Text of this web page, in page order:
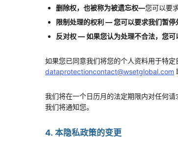
删除权，也被称为被遗忘权—您可以要
限制处理的权利—您可以要求我们暂停
反对权—如果您认为处理不合法，您可
如果您已同意我们将您的个人资料用于特
dataprotectioncontact@wsetglobal.com
我们将在一个日历月的法定期限内对任何
我们将通知您。
4. 本隐私政策的变更